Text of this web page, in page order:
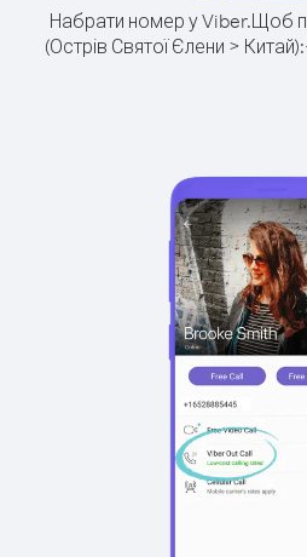
Набрати номер у Viber.Щоб
(Острів Святої Єлени > Китай):